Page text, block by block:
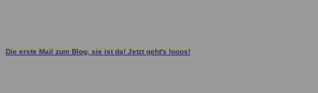
Die erste Mail zum Blog, sie ist da! Jetzt geht's looos!